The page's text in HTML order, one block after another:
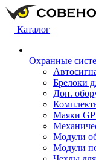
Каталог
Охранные
Брелоки
Доп.
Маяки
Модули
Модули